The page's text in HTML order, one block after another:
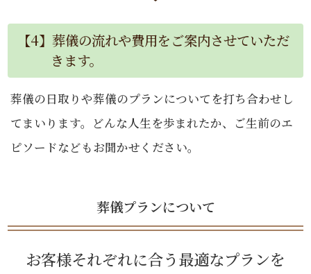
【4】葬儀の流れや費用をご案内させていただ
きます。
葬儀の日取りや葬儀のプランについてを打ち合わせし
てまいります。どんな人生を歩まれたか、ご生前のエ
ピソードなどもお聞かせください。
葬儀プランについて
お客様それぞれに合う最適なプランを